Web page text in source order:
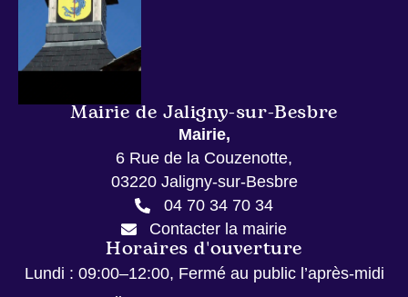
Mairie de Jaligny-sur-Besbre
Mairie,
6 Rue de la Couzenotte,
03220 Jaligny-sur-Besbre
04 70 34 70 34
Contacter la mairie
Horaires d'ouverture
Lundi : 09:00–12:00, Fermé au public l’après-midi